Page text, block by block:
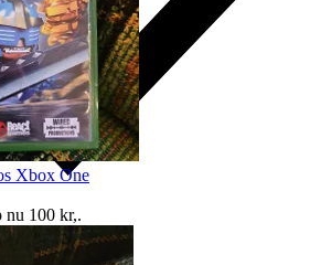
Xbox One
nu 100 kr,.